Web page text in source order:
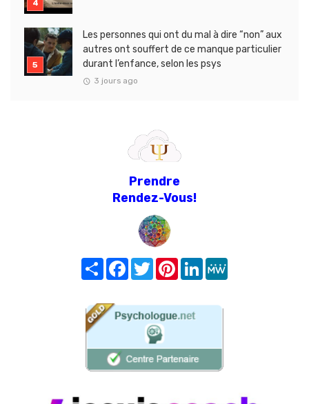
Les personnes qui ont du mal à dire “non” aux
autres ont souffert de ce manque particulier
durant l’enfance, selon les psys
3 jours ago
Prendre
Rendez-Vous!
Share FacebookTwitterPinterest
LinkedIn